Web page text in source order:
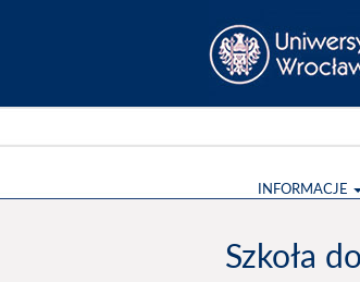
INFORMACJE
Szkoła